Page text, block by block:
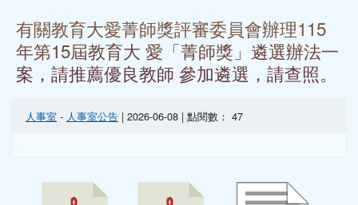
有關教育大愛菁師獎評審委員會辦理115
年第15屆教育大 愛「菁師獎」遴選辦法一
案，請推薦優良教師 參加遴選，請查照。
人事室 - 人事室公告 | 2026-06-08 | 點閱數： 47